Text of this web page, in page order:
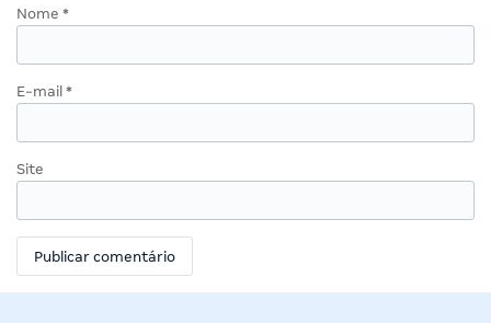
Nome *
E-mail *
Site